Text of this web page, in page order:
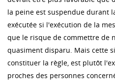
la peine est suspendue durant
exécutée si l'exécution de la
que le risque de commettre de
quasiment disparu. Mais cette
constituer la règle, est plutôt
proches des personnes